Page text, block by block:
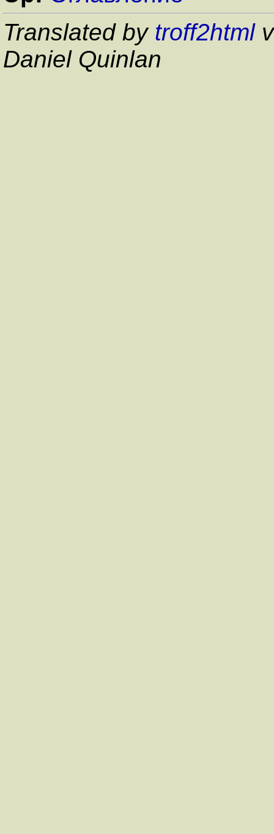
Translated by troff2html
Daniel Quinlan